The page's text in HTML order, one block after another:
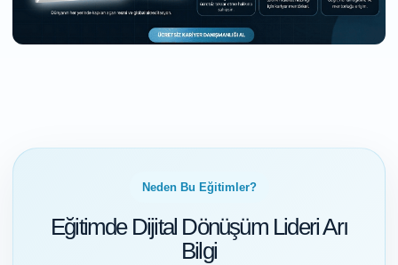
Neden Bu Eğitimler?
Eğitimde Dijital Dönüşüm Lideri Arı
Bilgi